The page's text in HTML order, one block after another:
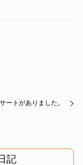
ートがありました。
記